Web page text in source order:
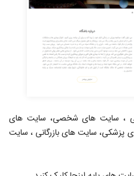
، سایت های شخصی، سایت های
سایت های بازرگانی ، سایت